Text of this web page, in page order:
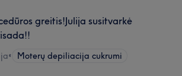
greitis!Julija susitvarkė
• Moterų depiliacija cukrumi